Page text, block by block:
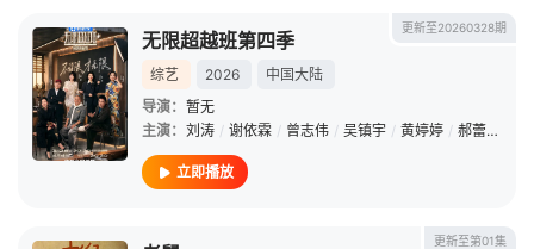
更新至20260328期
无限超越班第四季
综艺 2026
中国大陆
导演： 暂无
主演： 刘涛 / 谢依霖 / 曾志伟 / 吴镇宇 / 黄婷婷 / 郝蕾 /
立即播放
更新至第01集